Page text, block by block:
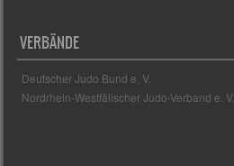
VERBÄNDE
Deutscher Judo Bund e. V.
Nordrhein-Westfälischer Judo-Verband e. V.